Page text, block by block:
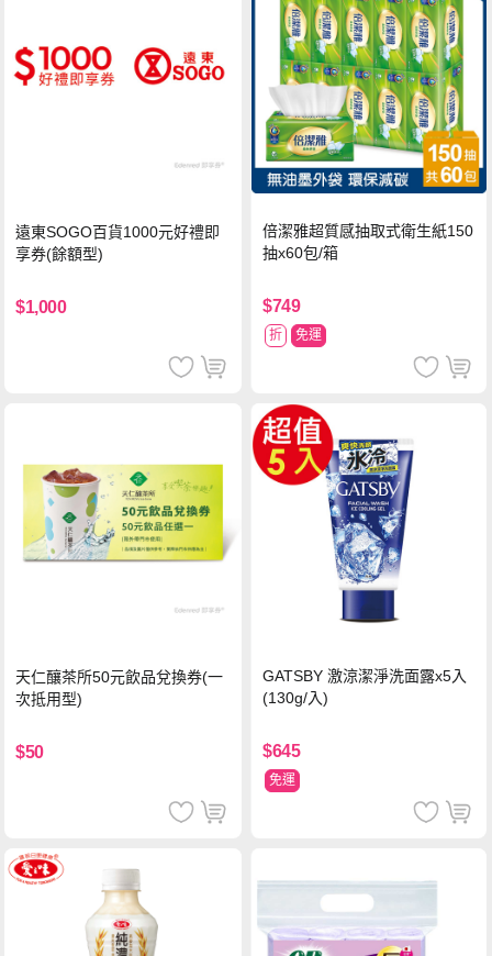
遠東SOGO百貨1000元好禮即
享券(餘額型)
$1,000
倍潔雅超質感抽取式衛生紙150
抽x60包/箱
$749
折 免運
天仁釀茶所50元飲品兌換券(一
次抵用型)
$50
GATSBY 激涼潔淨洗面露x5入
(130g/入)
$645
免運